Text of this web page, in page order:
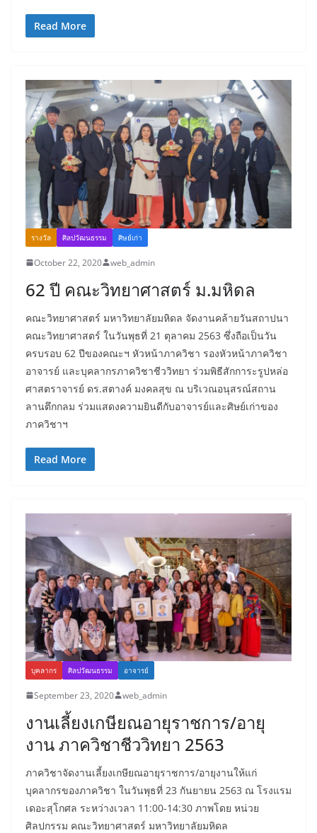
Read More
รางวัล ศิลปวัฒนธรรม ศิษย์เก่า
October 22, 2020 web_admin
62 ปี คณะวิทยาศาสตร์ ม.มหิดล
คณะวิทยาศาสตร์ มหาวิทยาลัยมหิดล จัดงานคล้ายวันสถาปนา
คณะวิทยาศาสตร์ ในวันพุธที่ 21 ตุลาคม 2563 ซึ่งถือเป็นวัน
ครบรอบ 62 ปีของคณะฯ หัวหน้าภาควิชา รองหัวหน้าภาควิชา
อาจารย์ และบุคลากรภาควิชาชีววิทยา ร่วมพิธีสักการะรูปหล่อ
ศาสตราจารย์ ดร.สตางค์ มงคลสุข ณ บริเวณอนุสรณ์สถาน
ลานตึกกลม ร่วมแสดงความยินดีกับอาจารย์และศิษย์เก่าของ
ภาควิชาฯ
Read More
บุคลากร ศิลปวัฒนธรรม อาจารย์
September 23, 2020 web_admin
งานเลี้ยงเกษียณอายุราชการ/อายุ
งาน ภาควิชาชีววิทยา 2563
ภาควิชาจัดงานเลี้ยงเกษียณอายุราชการ/อายุงานให้แก่
บุคลากรของภาควิชา ในวันพุธที่ 23 กันยายน 2563 ณ โรงแรม
เดอะสุโกศล ระหว่างเวลา 11:00-14:30 ภาพโดย หน่วย
ศิลปกรรม คณะวิทยาศาสตร์ มหาวิทยาลัยมหิดล